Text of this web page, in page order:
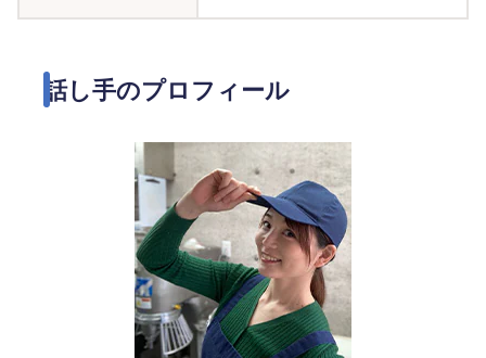
話し手のプロフィール